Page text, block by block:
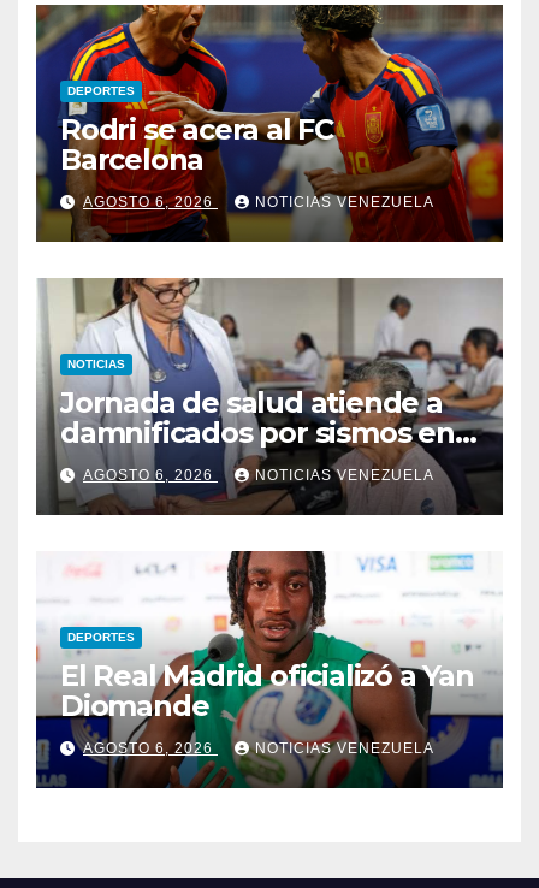
DEPORTES
Rodri se acera al FC
Barcelona
AGOSTO 6, 2026 NOTICIAS VENEZUELA
NOTICIAS
Jornada de salud atiende a
damnificados por sismos en
Aragua
AGOSTO 6, 2026 NOTICIAS VENEZUELA
DEPORTES
El Real Madrid oficializó a Yan
Diomande
AGOSTO 6, 2026 NOTICIAS VENEZUELA